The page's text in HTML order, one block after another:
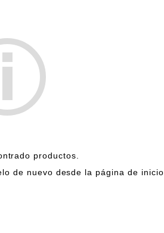
productos.
de nuevo desde la página de inicio.